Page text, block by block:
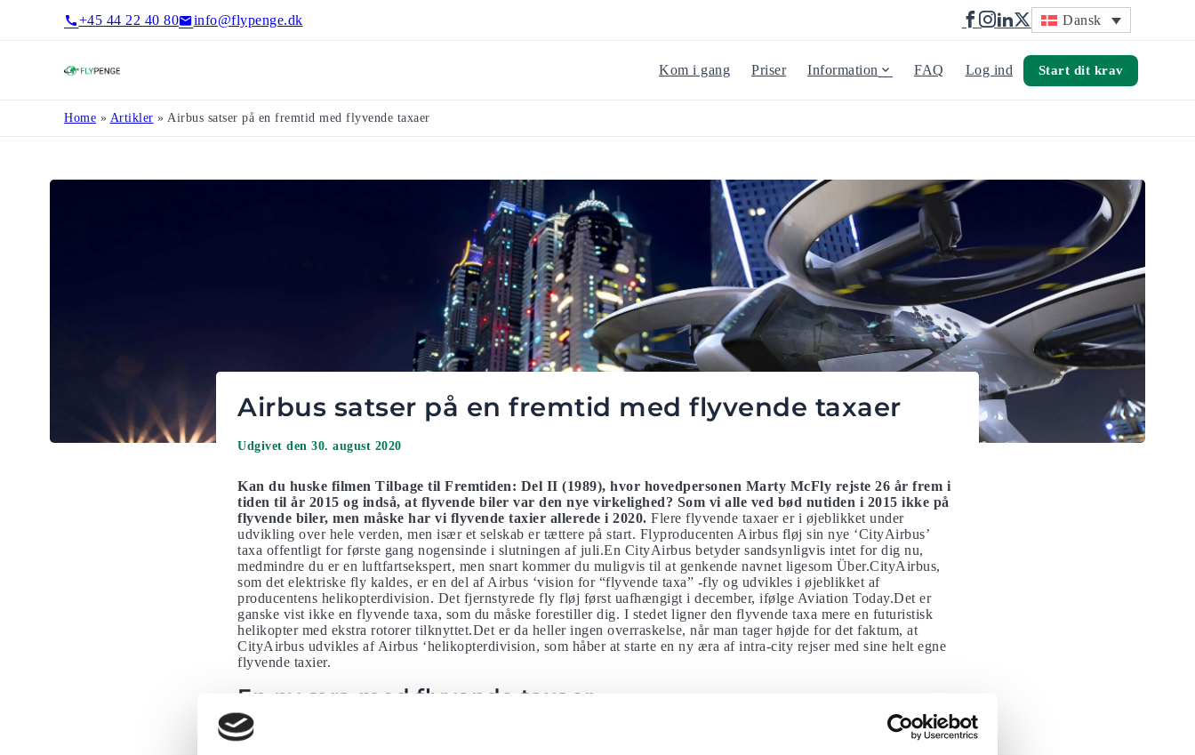
+45 44 22 40 80 info@flypenge.dk Dansk
Kom i gang Priser Information FAQ Log ind Start dit krav
Home » Artikler » Airbus satser på en fremtid med flyvende taxaer
Airbus satser på en fremtid med flyvende taxaer
Udgivet den 30. august 2020
Kan du huske filmen Tilbage til Fremtiden: Del II (1989), hvor hovedpersonen Marty McFly rejste 26 år frem i
tiden til år 2015 og indså, at flyvende biler var den nye virkelighed? Som vi alle ved bød nutiden i 2015 ikke på
flyvende biler, men måske har vi flyvende taxier allerede i 2020.Flere flyvende taxaer er i øjeblikket under
udvikling over hele verden, men især et selskab er tættere på start. Flyproducenten Airbus fløj sin nye ‘CityAirbus’
taxa offentligt for første gang nogensinde i slutningen af juli.En CityAirbus betyder sandsynligvis intet for dig nu,
medmindre du er en luftfartsekspert, men snart kommer du muligvis til at genkende navnet ligesom Über.CityAirbus,
som det elektriske fly kaldes, er en del af Airbus ‘vision for “flyvende taxa” -fly og udvikles i øjeblikket af
producentens helikopterdivision. Det fjernstyrede fly fløj først uafhængigt i december, ifølge Aviation Today.Det er
ganske vist ikke en flyvende taxa, som du måske forestiller dig. I stedet ligner den flyvende taxa mere en futuristisk
helikopter med ekstra rotorer tilknyttet.Det er da heller ingen overraskelse, når man tager højde for det faktum, at
CityAirbus udvikles af Airbus ‘helikopterdivision, som håber at starte en ny æra af intra-city rejser med sine helt egne
flyvende taxier.
En ny æra med flyvende taxaer
D. 20. juli lettede den første CityAirbus under en demonstrationsflyvning – efter mere end 100 testflyvninger – for den
bayerske ministerpræsident Markus Söder, der havde rejst til Airbus’ anlæg i Bayern, Tyskland, rapporterede